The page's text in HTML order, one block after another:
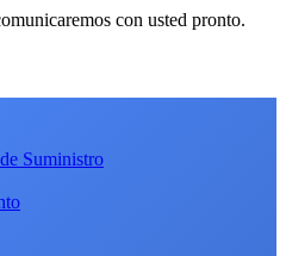
con usted pronto.
Suministro